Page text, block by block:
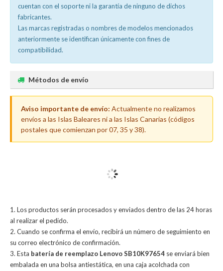
cuentan con el soporte ni la garantía de ninguno de dichos
fabricantes.
Las marcas registradas o nombres de modelos mencionados
anteriormente se identifican únicamente con fines de
compatibilidad.
Métodos de envío
Aviso importante de envío: Actualmente no realizamos
envíos a las Islas Baleares ni a las Islas Canarias (códigos
postales que comienzan por 07, 35 y 38).
Los productos serán procesados y enviados dentro de las 24 horas
al realizar el pedido.
Cuando se confirma el envío, recibirá un número de seguimiento en
su correo electrónico de confirmación.
Esta batería de reemplazo Lenovo SB10K97654 se enviará bien
embalada en una bolsa antiestática, en una caja acolchada con